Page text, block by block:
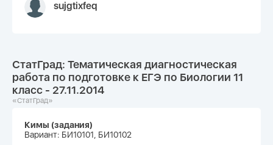
sujgtixfeq
СтатГрад: Тематическая диагностическая
работа по подготовке к ЕГЭ по Биологии 11
класс - 27.11.2014
«СтатГрад»
Кимы (задания)
Вариант: БИ10101, БИ10102